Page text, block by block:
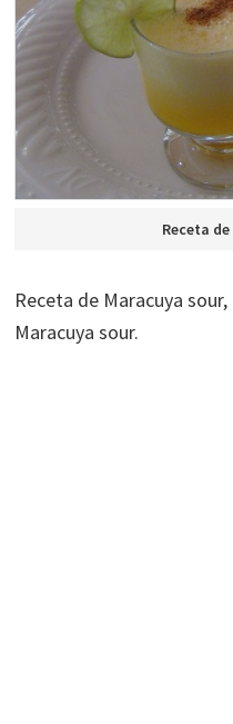
Receta
Receta de Maracuya
Maracuya sour.